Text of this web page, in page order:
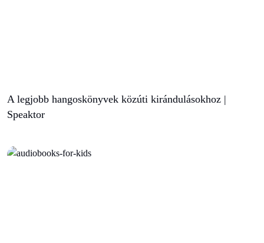
A legjobb hangoskönyvek közúti kirándulásokhoz |
Speaktor